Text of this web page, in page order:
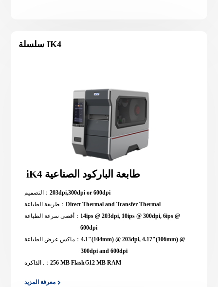
سلسلة IK4
iK4 طابعة الباركود الصناعية
التصميم：203dpi,300dpi or 600dpi
طريقة الطباعة：Direct Thermal and Transfer Thermal
أقصى سرعة الطباعة： 14ips @ 203dpi, 10ips @ 300dpi, 6ips @
600dpi
ماكس عرض الطباعة：4.1"(104mm) @ 203dpi, 4.17"(106mm) @
300dpi and 600dpi
الذاكرة .：256 MB Flash/512 MB RAM
معرفة المزيد